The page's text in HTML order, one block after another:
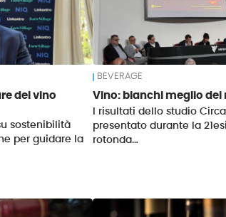
del vino
sostenibilità
per guidare la
BEVERAGE
Vino: bianchi meglio dei
I risultati dello studio
presentato durante la
rotonda…